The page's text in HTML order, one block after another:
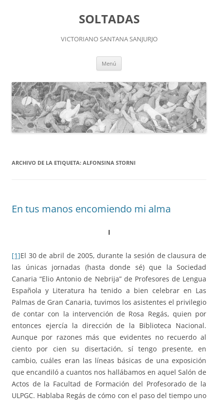
SOLTADAS
VICTORIANO SANTANA SANJURJO
Menú
ARCHIVO DE LA ETIQUETA: ALFONSINA STORNI
En tus manos encomiendo mi alma
I
[1]El 30 de abril de 2005, durante la sesión de clausura de
las únicas jornadas (hasta donde sé) que la Sociedad
Canaria “Elio Antonio de Nebrija” de Profesores de Lengua
Española y Literatura ha tenido a bien celebrar en Las
Palmas de Gran Canaria, tuvimos los asistentes el privilegio
de contar con la intervención de Rosa Regás, quien por
entonces ejercía la dirección de la Biblioteca Nacional.
Aunque por razones más que evidentes no recuerdo al
ciento por cien su disertación, sí tengo presente, en
cambio, cuáles eran las líneas básicas de una exposición
que encandiló a cuantos nos hallábamos en aquel Salón de
Actos de la Facultad de Formación del Profesorado de la
ULPGC. Hablaba Regás de cómo con el paso del tiempo uno